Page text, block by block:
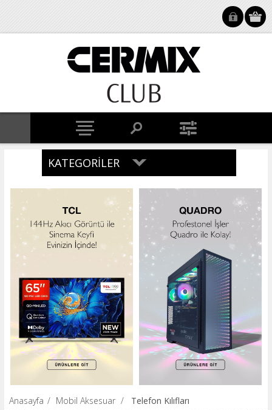
KATEGORILER
Anasayfa / Mobil Aksesuar / Telefon Kılıfları